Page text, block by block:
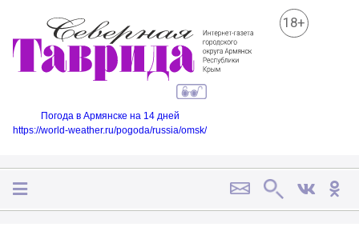
18+
Погода в Армянске на 14 дней
https://world-weather.ru/pogoda/russia/omsk/